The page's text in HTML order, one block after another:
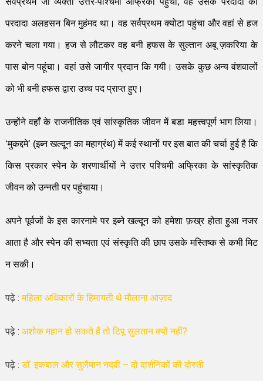
परदादा अलहसन बिन मुहंमद था। वह सर्वप्रथम क्योटा पहुंचा और वहां से हज
करने चला गया। हज से लौटकर वह बनी हफस के सुल्तान अबू ज़करिया के
पास बोन पहूंचा। वहां उसे जागीर प्रदान कि गयी। उसके कुछ अन्य वंशवालों
को भी बनी हफस द्वारा उच्च पद प्राप्त हुए।
उन्होंने वहाँ के राजनीतिक एवं सांस्कृतिक जीवन में बडा महत्त्वपूर्ण भाग लिया।
‘मुकद्दमे’ (इब्न खल्दून का महाग्रंथ)में कई स्थानों पर इस बात की चर्चा हुई है कि
किस प्रकार स्पेन के शरणार्थीयों ने उत्तर पश्चिमी अफ्रिका के सांस्कृतिक
जीवन को उन्नती पर पहुंचाया।
अपने पूर्वजों के इस कारनामे पर इब्ने खल्दूनको हमेशा फ़ख्र होता हुआ नजर
आता है और स्पेन की सभ्यता एवं संस्कृति की छाप उसके मस्तिष्क से कभी मिट
न सकी।
पढ़े :महिला अधिकारों के हिमायती थे मौलाना आज़ाद
पढ़े : अशोक महान हो सकते हैं तो टिपू सुलतान क्यों नहीं?
पढ़े :डॉ. इकबाल और सुलैमान नदवी – दो दार्शनिकों की दोस्ती